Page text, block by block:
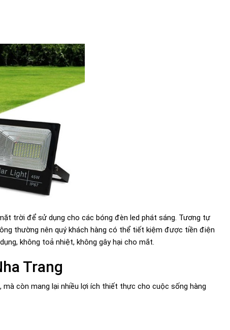
trời để sử dụng cho các bóng đèn led phát sáng. Tương tự
thường nên quý khách hàng có thể tiết kiệm được tiền điện
không toả nhiệt, không gây hại cho mắt.
Trang
còn mang lại nhiều lợi ích thiết thực cho cuộc sống hàng